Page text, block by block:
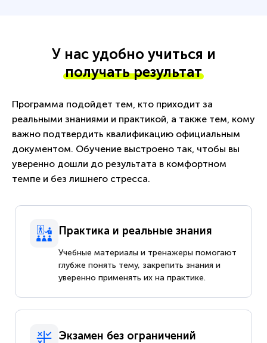
У нас удобно учиться и
получать результат
Программа подойдет тем, кто приходит за
реальными знаниями и практикой, а также тем, кому
важно подтвердить квалификацию официальным
документом. Обучение выстроено так, чтобы вы
уверенно дошли до результата в комфортном
темпе и без лишнего стресса.
Практика и реальные знания
Учебные материалы и тренажеры помогают
глубже понять тему, закрепить знания и
уверенно применять их на практике.
Экзамен без ограничений